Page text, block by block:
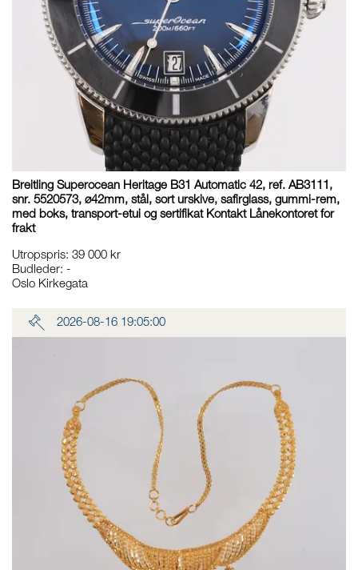
Breitling Superocean Heritage B31 Automatic 42, ref. AB3111,
snr. 5520573, ø42mm, stål, sort urskive, safirglass, gummi-rem,
med boks, transport-etui og sertifikat Kontakt Lånekontoret for
frakt
Utropspris: 39 000 kr
Budleder: -
Oslo Kirkegata
2026-08-16 19:05:00